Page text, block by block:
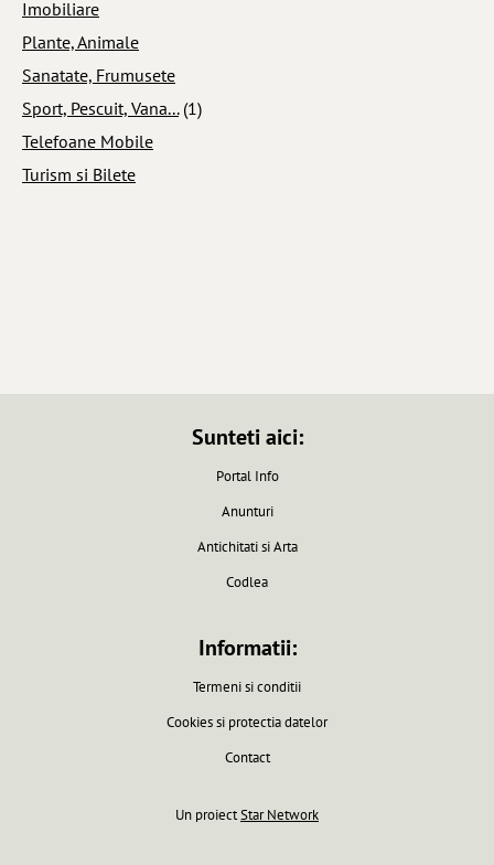
Imobiliare
Plante, Animale
Sanatate, Frumusete
Sport, Pescuit, Vana... (1)
Telefoane Mobile
Turism si Bilete
Sunteti aici:
Portal Info
Anunturi
Antichitati si Arta
Codlea
Informatii:
Termeni si conditii
Cookies si protectia datelor
Contact
Un proiectStar Network